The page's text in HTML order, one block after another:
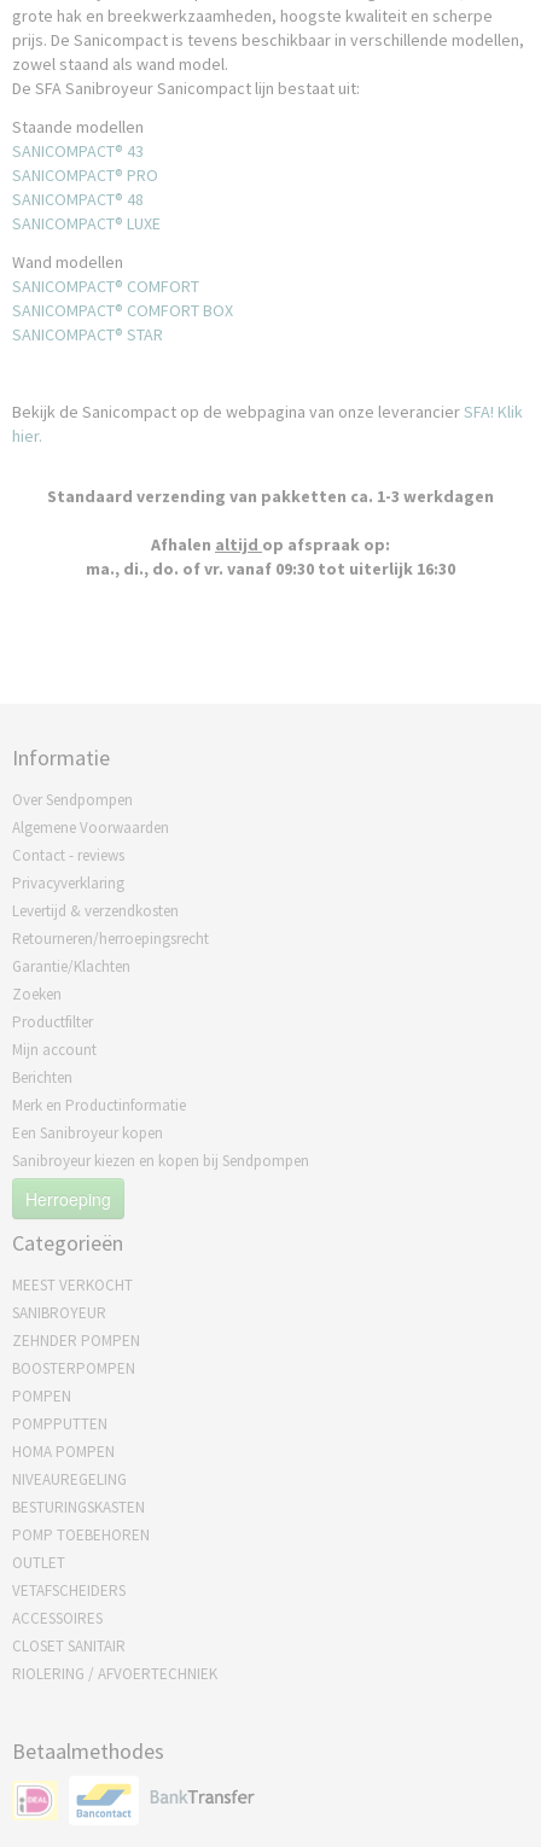
grote hak en breekwerkzaamheden, hoogste kwaliteit en scherpe
prijs. De Sanicompact is tevens beschikbaar in verschillende modellen,
zowel staand als wand model.
De SFA Sanibroyeur Sanicompact lijn bestaat uit:
Staande modellen
SANICOMPACT® 43
SANICOMPACT® PRO
SANICOMPACT® 48
SANICOMPACT® LUXE
Wand modellen
SANICOMPACT® COMFORT
SANICOMPACT® COMFORT BOX
SANICOMPACT® STAR
Bekijk de Sanicompact op de webpagina van onze leverancierSFA! Klik
hier.
Standaard verzending van pakketten ca. 1-3 werkdagen
Afhalen altijd op afspraak op:
ma., di., do. of vr. vanaf 09:30 tot uiterlijk 16:30
Informatie
Over Sendpompen
Algemene Voorwaarden
Contact - reviews
Privacyverklaring
Levertijd & verzendkosten
Retourneren/herroepingsrecht
Garantie/Klachten
Zoeken
Productfilter
Mijn account
Berichten
Merk en Productinformatie
Een Sanibroyeur kopen
Sanibroyeur kiezen en kopen bij Sendpompen
Herroeping
Categorieën
MEEST VERKOCHT
SANIBROYEUR
ZEHNDER POMPEN
BOOSTERPOMPEN
POMPEN
POMPPUTTEN
HOMA POMPEN
NIVEAUREGELING
BESTURINGSKASTEN
POMP TOEBEHOREN
OUTLET
VETAFSCHEIDERS
ACCESSOIRES
CLOSET SANITAIR
RIOLERING / AFVOERTECHNIEK
Betaalmethodes